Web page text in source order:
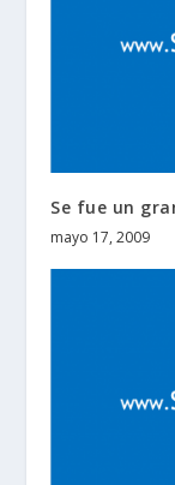
Se fue un
mayo 17, 2009